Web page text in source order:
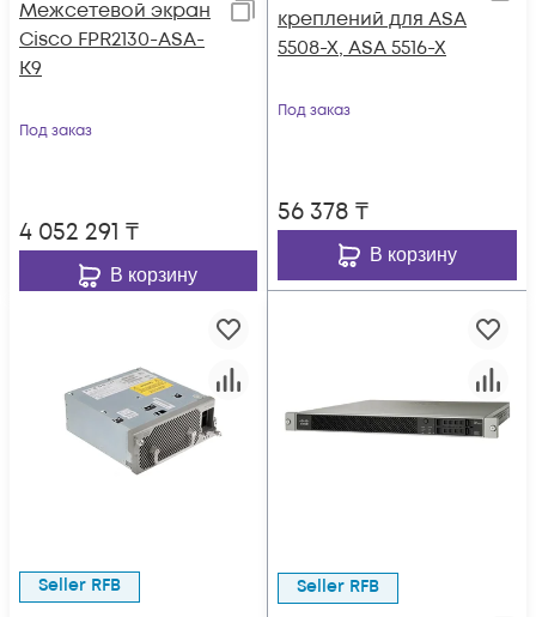
Межсетевой экран
Cisco FPR2130-ASA-
K9
Под заказ
4 052 291 ₸
В корзину
креплений для ASA
5508-X, ASA 5516-X
Под заказ
56 378 ₸
В корзину
Seller RFB Seller RFB